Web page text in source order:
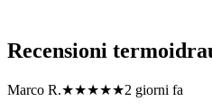
Recensioni
Marco R.★★★★★2 giorni fa